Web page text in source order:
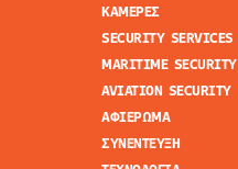
ΚΑΜΕΡΕΣ
SECURITY SERVICES
MARITIME SECURITY
AVIATION SECURITY
ΑΦΙΕΡΩΜΑ
ΣΥΝΕΝΤΕΥΞΗ